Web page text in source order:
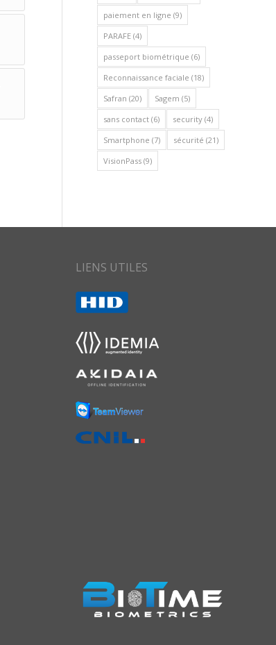
paiement en ligne (9)
PARAFE (4)
passeport biométrique (6)
Reconnaissance faciale (18)
Safran (20) Sagem (5)
sans contact (6) security (4)
Smartphone (7) sécurité (21)
VisionPass (9)
LIENS UTILES